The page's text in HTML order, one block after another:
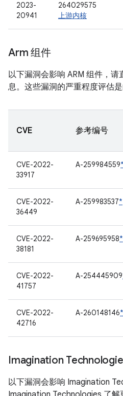
2023-
20941
264029575
上游内核
Arm 组件
以下漏洞会影响 ARM 组件，
息。这些漏洞的严重程度评估是
CVE 参考编号
CVE-2022-
33917
A-259984559*
CVE-2022-
36449
A-259983537*
CVE-2022-
38181
A-259695958*
CVE-2022-
41757
A-254445909
CVE-2022-
42716
A-260148146*
Imagination
以下漏洞会影响 Imagination